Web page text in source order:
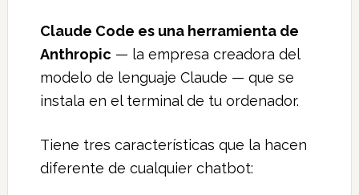
Claude Code es una herramienta de
Anthropic — la empresa creadora del
modelo de lenguaje Claude — que se
instala en el terminal de tu ordenador.
Tiene tres características que la hacen
diferente de cualquier chatbot: